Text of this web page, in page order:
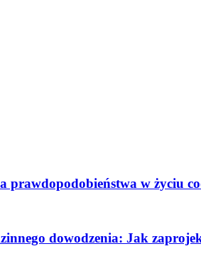
prawdopodobieństwa w życiu
dowodzenia: Jak